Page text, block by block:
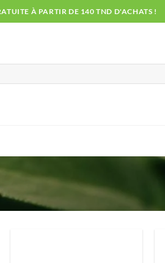
À PARTIR DE 140 TND D'ACHATS !